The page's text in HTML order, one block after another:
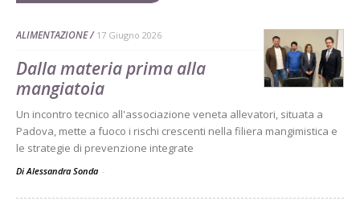
ALIMENTAZIONE 17 Giugno 2026
Dalla materia prima alla
mangiatoia
Un incontro tecnico all'associazione veneta allevatori, situata a
Padova, mette a fuoco i rischi crescenti nella filiera mangimistica e
le strategie di prevenzione integrate
Di Alessandra Sonda -